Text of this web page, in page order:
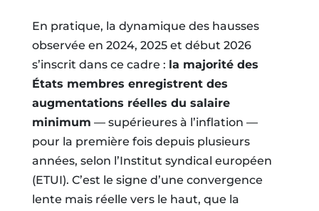
En pratique, la dynamique des hausses
observée en 2024, 2025 et début 2026
s’inscrit dans ce cadre : la majorité des
États membres enregistrent des
augmentations réelles du salaire
minimum — supérieures à l’inflation —
pour la première fois depuis plusieurs
années, selon l’Institut syndical européen
(ETUI). C’est le signe d’une convergence
lente mais réelle vers le haut, que la